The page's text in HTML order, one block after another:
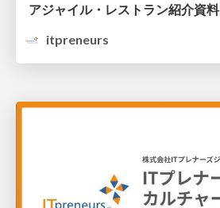
アジャイル・レストラン紹介資料
itpreneurs